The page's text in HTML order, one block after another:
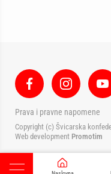
Prava i pravne napomene
Copyright (c) Švicarska
Web development Promotim